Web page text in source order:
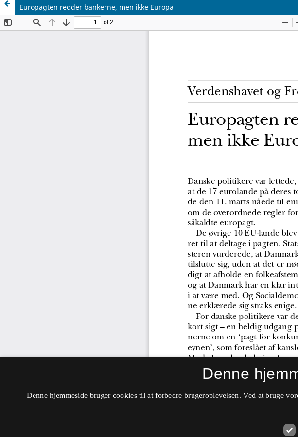
Europagten redder bankerne, men ikke Europa
Denne
Denne hjemmeside bruger cookies til at forbedre brugeroplevelsen. Ved at bruge